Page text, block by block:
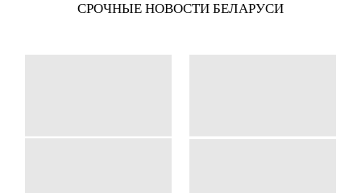
СРОЧНЫЕ НОВОСТИ БЕЛАРУСИ